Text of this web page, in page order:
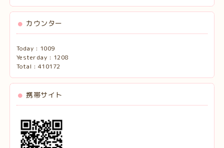
カウンター
Today : 1009
Yesterday : 1208
Total : 410172
携帯サイト